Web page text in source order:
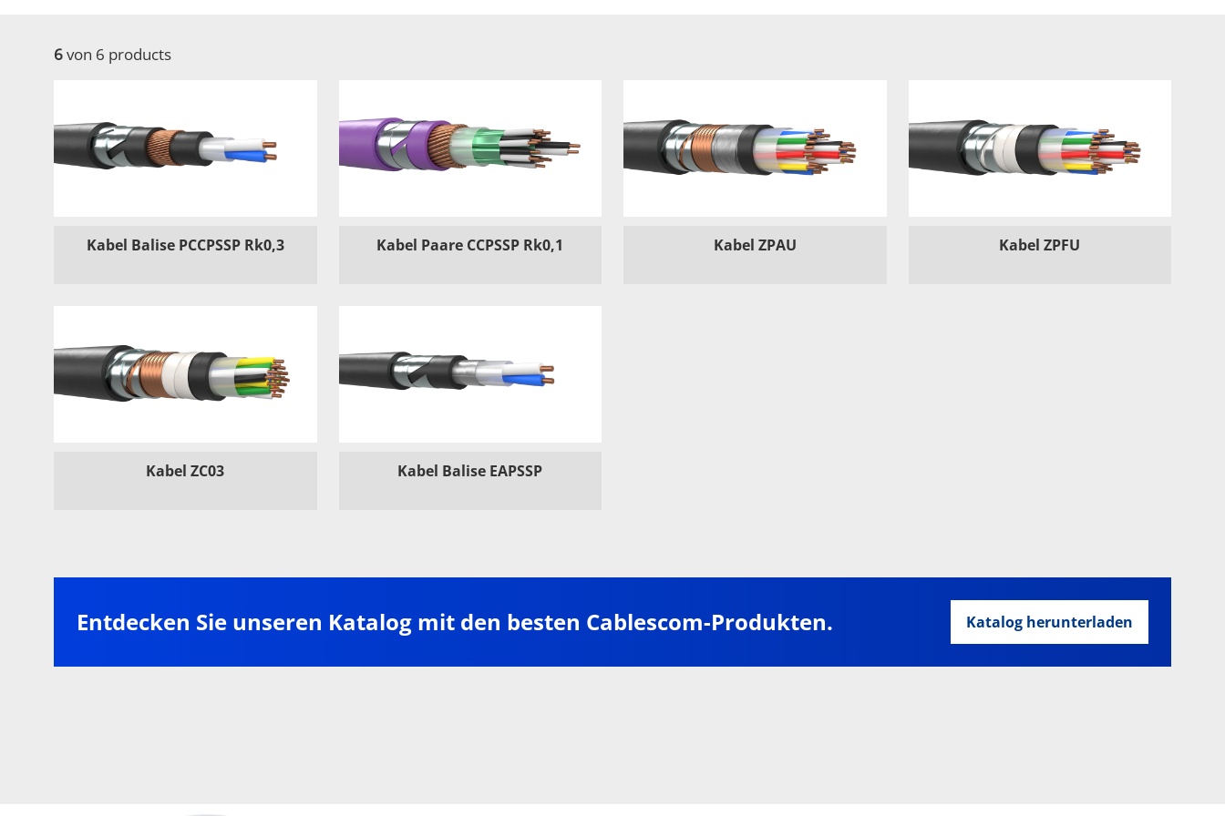
6von 6 products
Kabel Balise PCCPSSP Rk0,3 Kabel Paare CCPSSP Rk0,1 Kabel ZPAU Kabel ZPFU
Kabel ZC03 Kabel Balise EAPSSP
Entdecken Sie unseren Katalog mit den besten Cablescom-Produkten. Katalog herunterladen